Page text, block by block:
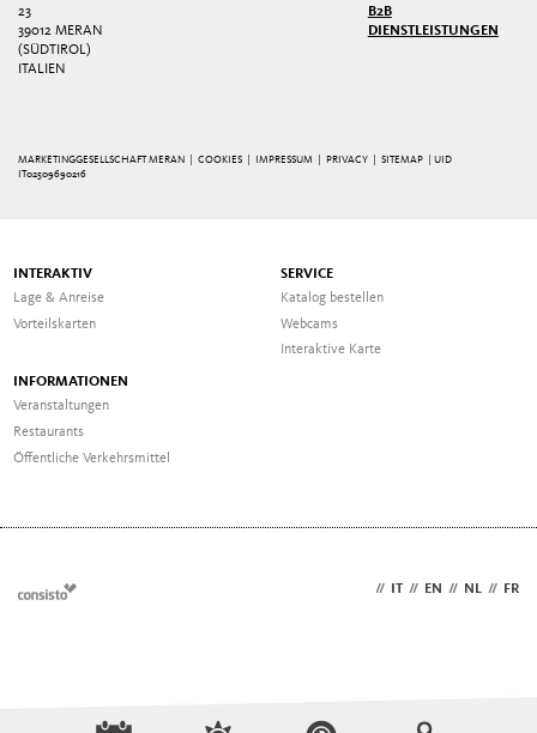
3
39012 MERAN
(SÜDTIROL)
ITALIEN
B2B
DIENSTLEISTUNGEN
MARKETINGGESELLSCHAFT MERAN | COOKIES IMPRESSUM |PRIVACY |SITEMAP
| UID
IT02509690216
INTERAKTIV
Lage & Anreise
Vorteilskarten
SERVICE
Katalog bestellen
Webcams
Interaktive Karte
INFORMATIONEN
Veranstaltungen
Restaurants
Öffentliche Verkehrsmittel
// IT // EN // NL // FR